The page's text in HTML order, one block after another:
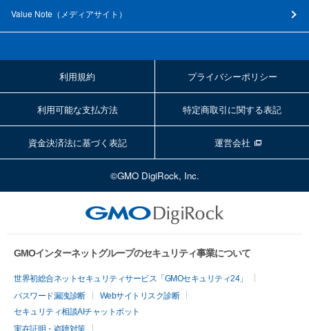
Value Note（ メディアサイト ）
利用規約 プライバシーポリシー
利用可能な支払方法 特定商取引に関する表記
資金決済法に基づく表記 運営会社
©GMO DigiRock, Inc.
GMOインターネットグループのセキュリティ事業について
世界初総合ネットセキュリティサービス「GMOセキュリティ24」
パスワード漏洩診断
Webサイトリスク診断
セキュリティ相談AIチャットボット
実在証明・盗聴対策